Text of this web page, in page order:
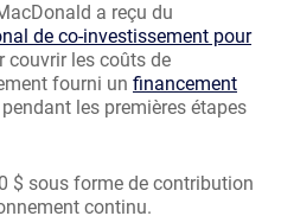
a reçu du
de co-investissement pour
couvrir les coûts de
fourni un financement
les premières étapes
$ sous forme de contribution
continu.